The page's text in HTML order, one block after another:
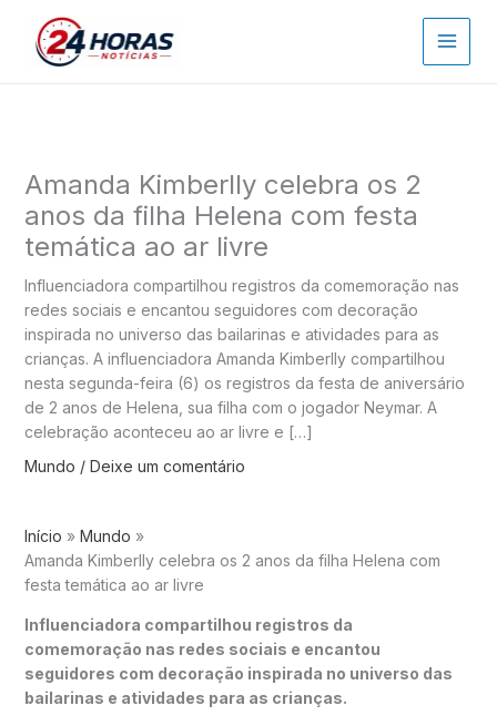
Amanda Kimberlly celebra os 2
anos da filha Helena com festa
temática ao ar livre
Influenciadora compartilhou registros da comemoração nas
redes sociais e encantou seguidores com decoração
inspirada no universo das bailarinas e atividades para as
crianças. A influenciadora Amanda Kimberlly compartilhou
nesta segunda-feira (6) os registros da festa de aniversário
de 2 anos de Helena, sua filha com o jogador Neymar. A
celebração aconteceu ao ar livre e […]
Mundo / Deixe um comentário
Início
Mundo
Amanda Kimberlly celebra os 2 anos da filha Helena com
festa temática ao ar livre
Influenciadora compartilhou registros da
comemoração nas redes sociais e encantou
seguidores com decoração inspirada no universo das
bailarinas e atividades para as crianças.